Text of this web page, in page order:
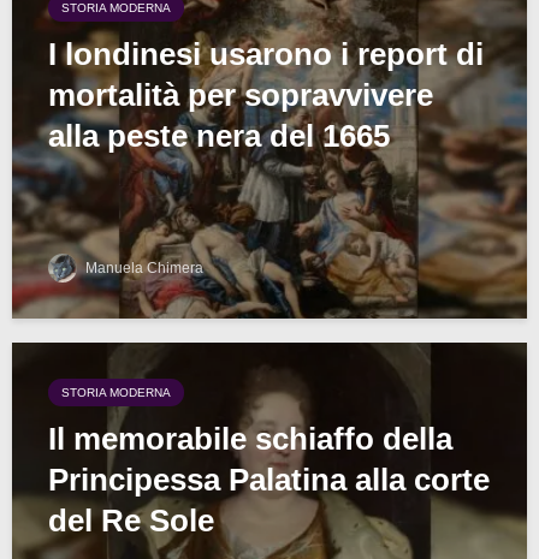
STORIA MODERNA
I londinesi usarono i report di
mortalità per sopravvivere
alla peste nera del 1665
Manuela Chimera
STORIA MODERNA
Il memorabile schiaffo della
Principessa Palatina alla corte
del Re Sole